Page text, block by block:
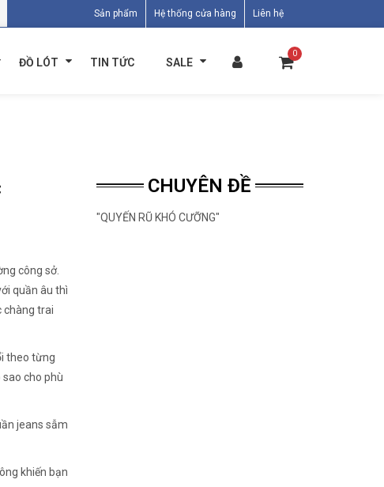
Sản phẩm Hệ thống cửa hàng Liên hệ
0
ĐỒ LÓT TIN TỨC SALE
công sở.
quần âu thì
chàng trai
theo từng
cho phù
jeans sẫm
khiến bạn
CHUYÊN ĐỀ
"QUYẾN RŨ KHÓ CƯỠNG"